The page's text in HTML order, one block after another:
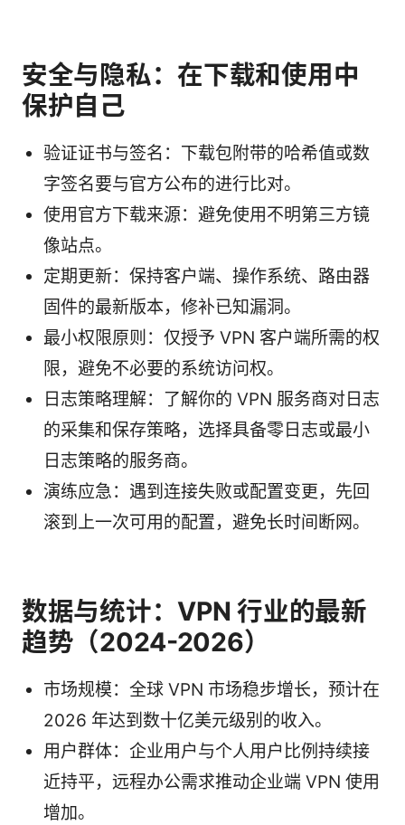
安全与隐私：在下载和使用中
保护自己
验证证书与签名：下载包附带的哈希值或数
字签名要与官方公布的进行比对。
使用官方下载来源：避免使用不明第三方镜
像站点。
定期更新：保持客户端、操作系统、路由器
固件的最新版本，修补已知漏洞。
最小权限原则：仅授予 VPN 客户端所需的权
限，避免不必要的系统访问权。
日志策略理解：了解你的 VPN 服务商对日志
的采集和保存策略，选择具备零日志或最小
日志策略的服务商。
演练应急：遇到连接失败或配置变更，先回
滚到上一次可用的配置，避免长时间断网。
数据与统计：VPN 行业的最新
趋势（2024-2026）
市场规模：全球 VPN 市场稳步增长，预计在
2026 年达到数十亿美元级别的收入。
用户群体：企业用户与个人用户比例持续接
近持平，远程办公需求推动企业端 VPN 使用
增加。